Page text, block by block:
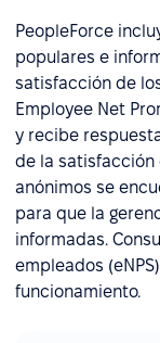
PeopleForce
populares e
satisfacción de
Employee Net
y recibe
de la satisfacción
anónimos se
para que la
informadas.
empleados
funcionamiento.